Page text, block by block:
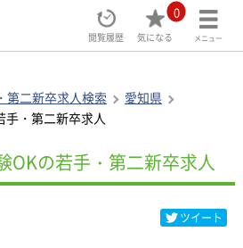
閲覧履歴
0
気になる メニュー
第二新卒求人検索
愛知県
手・第二新卒求人
OKの若手・第二新卒求人
ツイート